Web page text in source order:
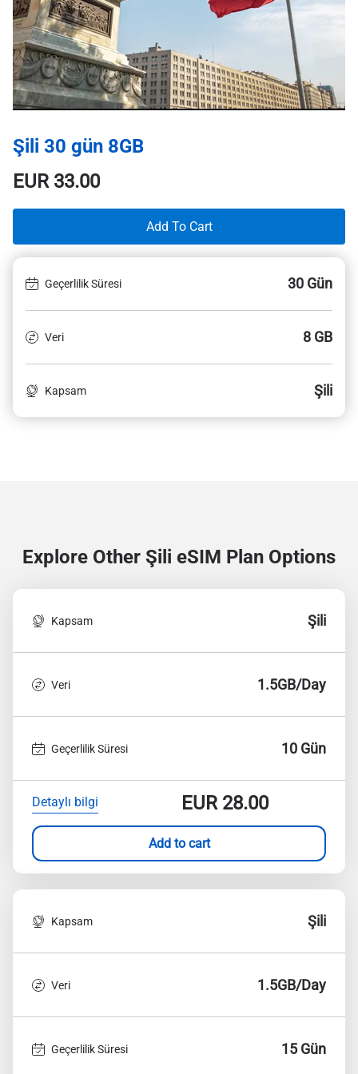
Şili 30 gün 8GB
EUR33.00
Add To Cart
Geçerlilik Süresi 30 Gün
Veri 8 GB
Kapsam Şili
Explore Other Şili eSIM Plan Options
Kapsam Şili
Veri 1.5GB/Day
Geçerlilik Süresi 10 Gün
Detaylı bilgi EUR28.00
Add to cart
Kapsam Şili
Veri 1.5GB/Day
Geçerlilik Süresi 15 Gün